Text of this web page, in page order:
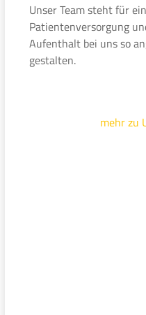
Unser Team steht für
Patientenversorgung
Aufenthalt bei uns so
gestalten.
mehr zu